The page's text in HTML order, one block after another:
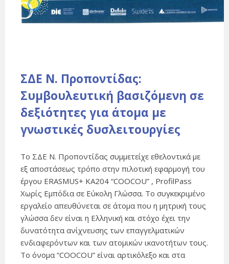
ΣΔΕ Ν. Προποντίδας:
Συμβουλευτική βασιζόμενη σε
δεξιότητες για άτομα με
γνωστικές δυσλειτουργίες
Το ΣΔΕ Ν. Προποντίδας συμμετείχε εθελοντικά με
εξ αποστάσεως τρόπο στην πιλοτική εφαρμογή του
έργου ERASMUS+ KA204 “COOCOU” , ProfilPass
Χωρίς Εμπόδια σε Εύκολη Γλώσσα. Το συγκεκριμένο
εργαλείο απευθύνεται σε άτομα που η μητρική τους
γλώσσα δεν είναι η Ελληνική και στόχο έχει την
δυνατότητα ανίχνευσης των επαγγελματικών
ενδιαφερόντων και των ατομικών ικανοτήτων τους.
Το όνομα “COOCOU” είναι αρτικόλεξο και στα